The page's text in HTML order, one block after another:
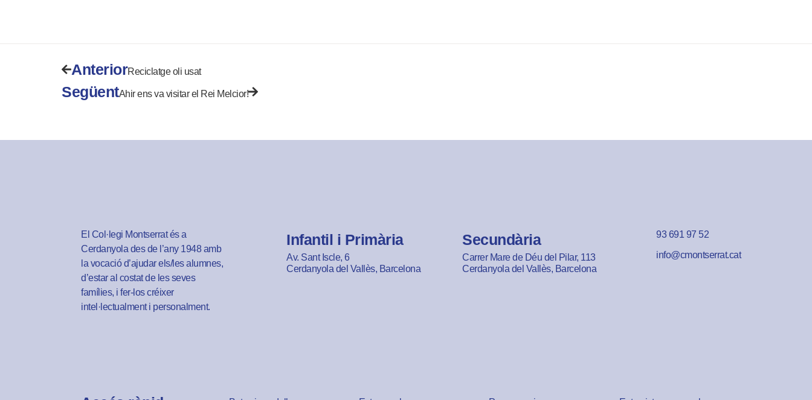
AnteriorReciclatge oli usat
SegüentAhir ens va visitar el Rei Melcior!
El Col·legi Montserrat és a
Cerdanyola des de l’any 1948 amb
la vocació d’ajudar els/les alumnes,
d’estar al costat de les seves
famílies, i fer-los créixer
intel·lectualment i personalment.
Infantil i Primària
Av. Sant Iscle, 6
Cerdanyola del Vallès, Barcelona
Secundària
Carrer Mare de Déu del Pilar, 113
Cerdanyola del Vallès, Barcelona
93 691 97 52
info@cmontserrat.cat